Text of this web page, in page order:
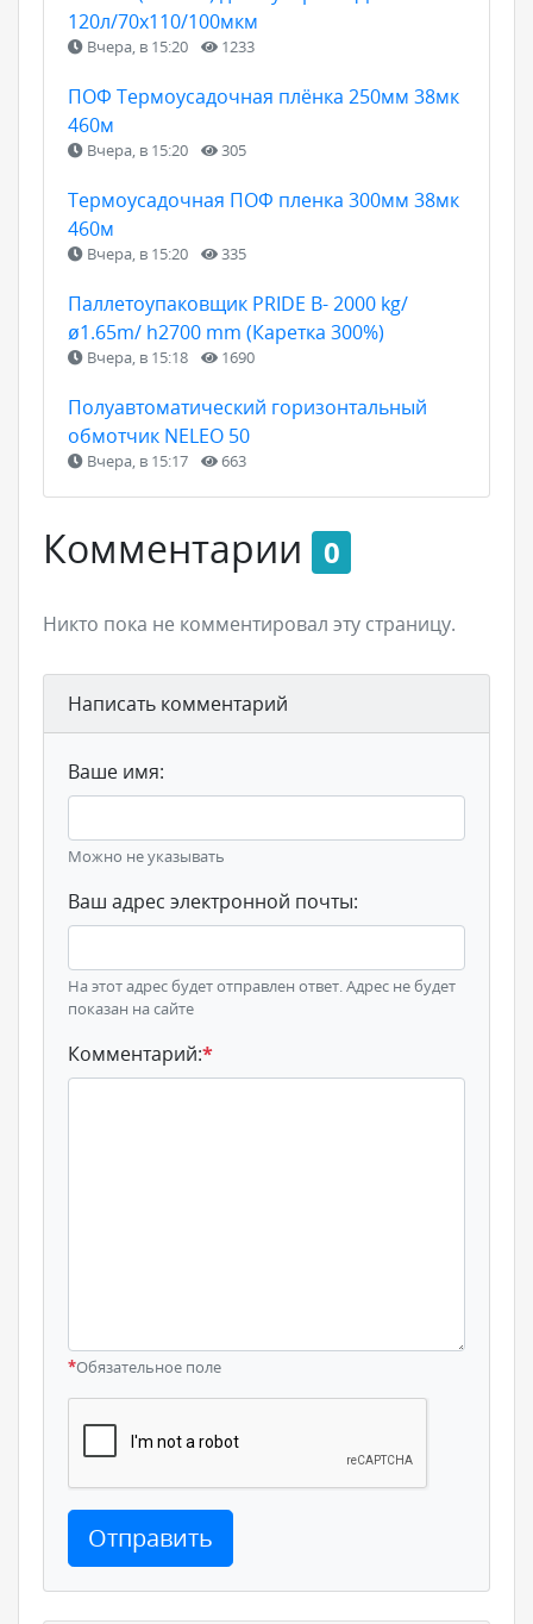
120л/70х110/100мкм
Вчера, в 15:20 1233
ПОФ Термоусадочная плёнка 250мм 38мк
460м
Вчера, в 15:20 305
Термоусадочная ПОФ пленка 300мм 38мк
460м
Вчера, в 15:20 335
Паллетоупаковщик PRIDE В- 2000 kg/
ø1.65m/ h2700 mm (Каретка 300%)
Вчера, в 15:18 1690
Полуавтоматический горизонтальный
обмотчик NELEO 50
Вчера, в 15:17 663
Комментарии 0
Никто пока не комментировал эту страницу.
Написать комментарий
Ваше имя:
Можно не указывать
Ваш адрес электронной почты:
На этот адрес будет отправлен ответ. Адрес не будет
показан на сайте
Комментарий:*
*Обязательное поле
Отправить